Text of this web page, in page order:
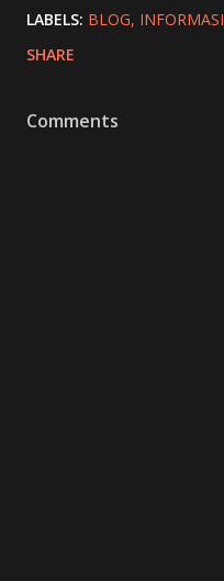
LABELS: BLOG INFORMASI
SHARE
Comments